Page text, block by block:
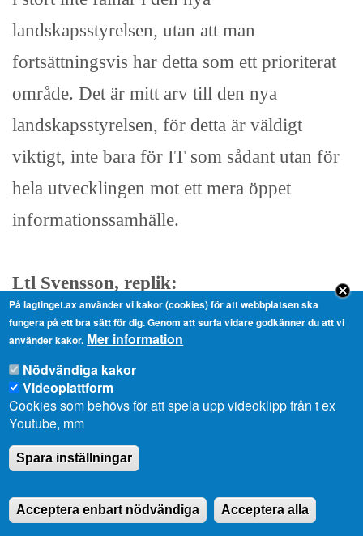
landskapsstyrelsen, utan att man
fortsättningsvis har detta som ett prioriterat
område. Det är mitt arv till den nya
landskapsstyrelsen, för detta är väldigt
viktigt, inte bara för IT som sådant utan för
hela utvecklingen mot ett mera öppet
informationssamhälle.
Ltl Svensson, replik:
Herr talman!
Det är bra att arbetet är igång på det som
avses i motionen bl.a., men när utskottet
behandlade motionen gav hörandet av
sakkunniga inte vid handen att så var fallet.
Då fanns inte den här starten. Den
föreslagna hemställan är fortfarande
På lagtinget.ax använder vi kakor (cookies) för att webbplatsen ska
fungera på ett bra sätt för dig. Genom att surfa vidare godkänner du att vi
använder kakor. Mer information
Nödvändiga kakor
Videoplattform
Cookies som behövs för att spela upp videoklipp från t ex
Youtube, mm
Spara inställningar
Acceptera enbart nödvändiga Acceptera alla